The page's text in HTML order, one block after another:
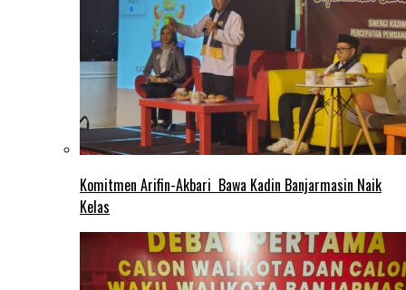
Komitmen Arifin-Akbari Bawa Kadin Banjarmasin Naik
Kelas